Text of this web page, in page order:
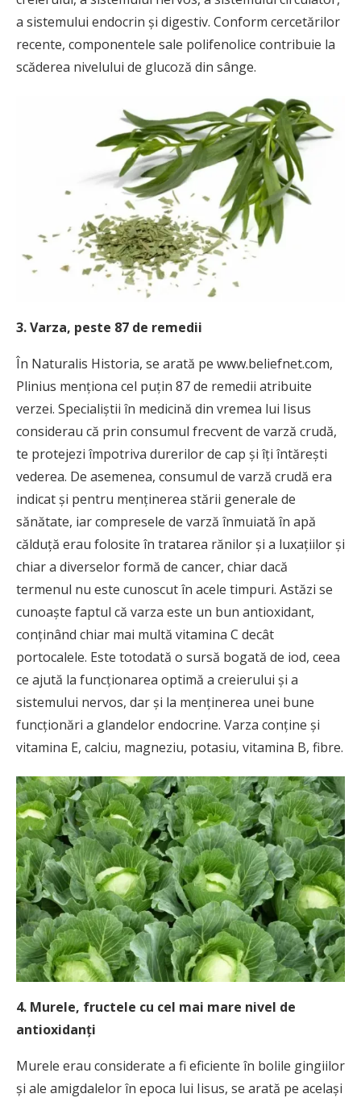
a sistemului endocrin şi digestiv. Conform cercetărilor
recente, componentele sale polifenolice contribuie la
scăderea nivelului de glucoză din sânge.
3. Varza, peste 87 de remedii
În Naturalis Historia, se arată pe www.beliefnet.com,
Plinius menţiona cel puţin 87 de remedii atribuite
verzei. Specialiştii în medicină din vremea lui Iisus
considerau că prin consumul frecvent de varză crudă,
te protejezi împotriva durerilor de cap şi îţi întăreşti
vederea. De asemenea, consumul de varză crudă era
indicat şi pentru menţinerea stării generale de
sănătate, iar compresele de varză înmuiată în apă
călduţă erau folosite în tratarea rănilor şi a luxaţiilor şi
chiar a diverselor formă de cancer, chiar dacă
termenul nu este cunoscut în acele timpuri. Astăzi se
cunoaşte faptul că varza este un bun antioxidant,
conţinând chiar mai multă vitamina C decât
portocalele. Este totodată o sursă bogată de iod, ceea
ce ajută la funcţionarea optimă a creierului şi a
sistemului nervos, dar şi la menţinerea unei bune
funcţionări a glandelor endocrine. Varza conţine şi
vitamina E, calciu, magneziu, potasiu, vitamina B, fibre.
4. Murele, fructele cu cel mai mare nivel de
antioxidanţi
Murele erau considerate a fi eficiente în bolile gingiilor
şi ale amigdalelor în epoca lui Iisus, se arată pe acelaşi